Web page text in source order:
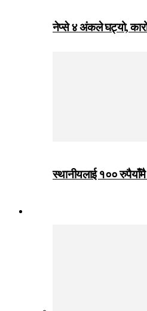
नेप्से ४ अंकले घट्यो,
स्थानीयलाई १०० रुपैयाँमै